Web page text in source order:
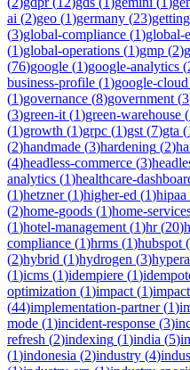
ai (2)geo (1)germany (23)
(3)global-compliance (1)global-
(1)global-operations (1)gmp (2)
(76)google (1)google-analytics (
business-profile (1)google-cloud
(1)governance (8)government (3
(3)green-it (1)green-warehouse (
(1)growth (1)grpc (1)gst (7)gta (
(2)handmade (3)hardening (2)
(4)headless-commerce (3)
analytics (1)healthcare-
(1)hetzner(1)higher-ed (1)hipaa
(2)home-goods (1)home-
(1)hotel-management (1)hr(20)
compliance (1)hrms (1)hubspot (
(2)hybrid (1)hydrogen (3)
(1)icms (1)idempiere (1)
optimization (1)impact (1)
(44)implementation-partner(1)
mode (1)incident-response (3)
refresh (2)indexing (1)india (5)
(1)indonesia (2)industry (4)